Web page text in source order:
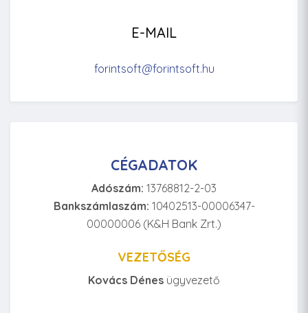
E-MAIL
forintsoft@forintsoft.hu
CÉGADATOK
Adószám: 13768812-2-03
Bankszámlaszám: 10402513-00006347-
00000006 (K&H Bank Zrt.)
VEZETŐSÉG
Kovács Dénes ügyvezető